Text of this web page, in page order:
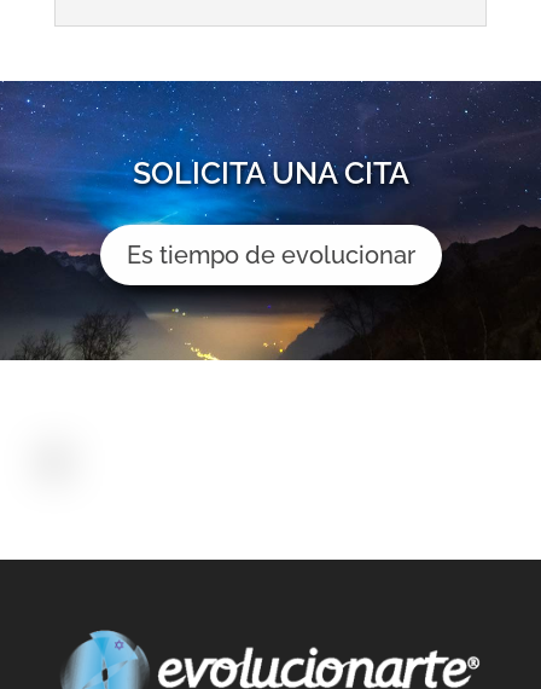
SOLICITA UNA CITA
Es tiempo de evolucionar